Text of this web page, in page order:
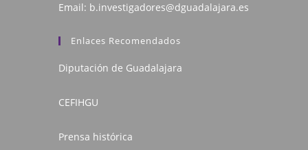
Email: b.investigadores@dguadalajara.es
Enlaces Recomendados
Diputación de Guadalajara
CEFIHGU
Prensa histórica